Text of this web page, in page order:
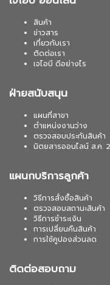
สินค้า
ข่าวสาร
เกี่ยวกับเรา
ติดต่อเรา
เจไอบี ดีอย่างไร
ฝ่ายสนับสนุน
แผนที่สาขา
ตำแหน่งงานว่าง
ตรวจสอบประกันสินค้า
นิตยสารออนไลน์ ส.ค.
แผนกบริการลูกค้า
วิธีการสั่งซื้อสินค้า
ตรวจสอบสถานะสินค้า
วิธีการชำระเงิน
การเปลี่ยนคืนสินค้า
การใช้คูปองส่วนลด
ติดต่อสอบถาม